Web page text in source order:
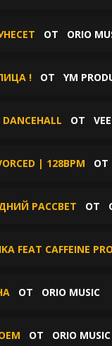
ОТ ORIO
! ОТ YM
ОТ
| 128BPM ОТ
РАССВЕТ ОТ
FEAT CAFFEINE
ОТ ORIO MUSIC
ОТ ORIO MUSIC